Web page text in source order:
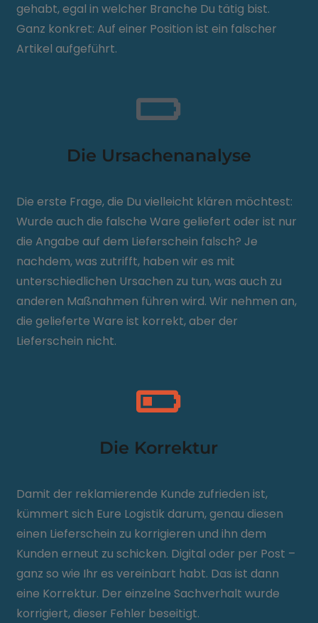
gehabt, egal in welcher Branche Du tätig bist.
Ganz konkret: Auf einer Position ist ein falscher
Artikel aufgeführt.
Die Ursachenanalyse
Die erste Frage, die Du vielleicht klären möchtest:
Wurde auch die falsche Ware geliefert oder ist nur
die Angabe auf dem Lieferschein falsch? Je
nachdem, was zutrifft, haben wir es mit
unterschiedlichen Ursachen zu tun, was auch zu
anderen Maßnahmen führen wird. Wir nehmen an,
die gelieferte Ware ist korrekt, aber der
Lieferschein nicht.
Die Korrektur
Damit der reklamierende Kunde zufrieden ist,
kümmert sich Eure Logistik darum, genau diesen
einen Lieferschein zu korrigieren und ihn dem
Kunden erneut zu schicken. Digital oder per Post –
ganz so wie Ihr es vereinbart habt. Das ist dann
eine Korrektur. Der einzelne Sachverhalt wurde
korrigiert, dieser Fehler beseitigt.